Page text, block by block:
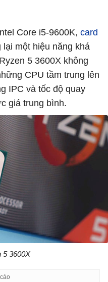
Core i5-9600K, card
một hiệu năng khá
5 3600X không
CPU tầm trung lên
IPC và tốc độ quay
giá trung bình.
5 3600X